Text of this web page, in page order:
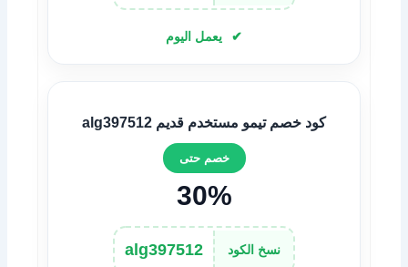
يعمل اليوم
كود خصم تيمو مستخدم قديم alg397512
خصم حتى
30%
نسخ الكود alg397512